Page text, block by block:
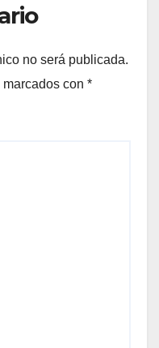
no será publicada.
con *